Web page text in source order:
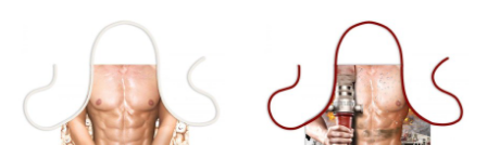
Hozzáadás a kívánságlistához
Összehasonlítás
Gyors nézet